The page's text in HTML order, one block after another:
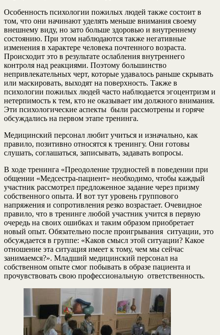
Особенность психологии пожилых людей также состоит в
том, что они начинают уделять меньше внимания своему
внешнему виду, но зато больше здоровью и внутреннему
состоянию. При этом наблюдаются также негативные
изменения в характере человека почтенного возраста.
Происходит это в результате ослабления внутреннего
контроля над реакциями. Поэтому большинство
непривлекательных черт, которые удавалось раньше скрывать
или маскировать, выходят на поверхность. Также в
психологии пожилых людей часто наблюдается эгоцентризм и
нетерпимость к тем, кто не оказывает им должного внимания.
Эти психологические аспекты были рассмотрены и горяче
обсуждались на первом этапе тренинга.
Медицинский персонал любит учиться и изначально, как
правило, позитивно относятся к тренингу. Они готовы
слушать, соглашаться, записывать, задавать вопросы.
В ходе тренинга «Преодоление трудностей в поведении при
общении «Медсестра-пациент» необходимо, чтобы каждый
участник рассмотрел предложенное задание через призму
собственного опыта. И вот тут уровень группового
напряжения и сопротивления резко возрастает. Очевидное
правило, что в тренинге любой участник учится в первую
очередь на своих ошибках и таким образом приобретает
новый опыт. Обязательно после проигрывания ситуации, это
обсуждается в группе: «Каков смысл этой ситуации? Какое
отношение эта ситуация имеет к тому, чем мы сейчас
занимаемся?». Младший медицинский персонал на
собственном опыте смог побывать в образе пациента и
прочувствовать свою профессиональную ответственность.